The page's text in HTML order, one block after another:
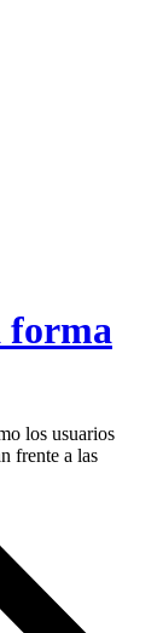
forma
los usuarios
frente a las